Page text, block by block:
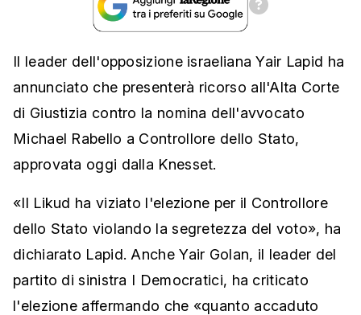
Il leader dell'opposizione israeliana Yair Lapid ha
annunciato che presenterà ricorso all'Alta Corte
di Giustizia contro la nomina dell'avvocato
Michael Rabello a Controllore dello Stato,
approvata oggi dalla Knesset.
«Il Likud ha viziato l'elezione per il Controllore
dello Stato violando la segretezza del voto», ha
dichiarato Lapid. Anche Yair Golan, il leader del
partito di sinistra I Democratici, ha criticato
l'elezione affermando che «quanto accaduto